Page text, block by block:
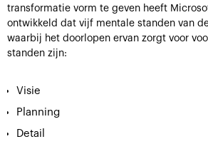
transformatie vorm te geven heeft
ontwikkeld dat vijf mentale standen van
waarbij het doorlopen ervan zorgt voor
standen zijn:
Visie
Planning
Detail